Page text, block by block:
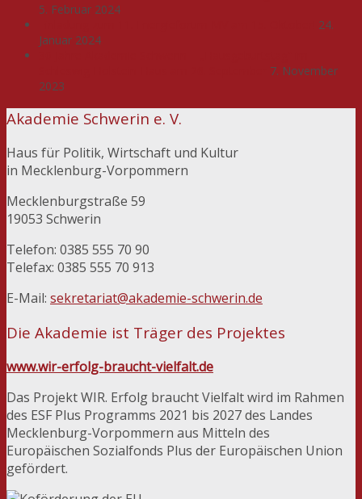
5. Februar 2024
24.
Januar 2024
7. November
2023
Akademie Schwerin e. V.
Haus für Politik, Wirtschaft und Kultur
in Mecklenburg-Vorpommern
Mecklenburgstraße 59
19053 Schwerin
Telefon: 0385 555 70 90
Telefax: 0385 555 70 913
E-Mail: sekretariat@akademie-schwerin.de
Die Akademie ist Träger des Projektes
www.wir-erfolg-braucht-vielfalt.de
Das Projekt WIR. Erfolg braucht Vielfalt wird im Rahmen
des ESF Plus Programms 2021 bis 2027 des Landes
Mecklenburg-Vorpommern aus Mitteln des
Europäischen Sozialfonds Plus der Europäischen Union
gefördert.